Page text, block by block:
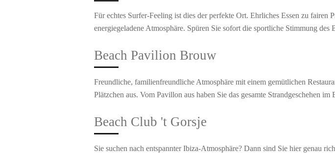
Für echtes Surfer-Feeling ist dies der perfekte Ort. Ehrliches Essen zu fairen
energiegeladene Atmosphäre. Spüren Sie sofort die sportliche Stimmung des
Beach Pavilion Brouw
Freundliche, familienfreundliche Atmosphäre mit einem gemütlichen
Plätzchen aus. Vom Pavillon aus haben Sie das gesamte Strandgeschehen im
Beach Club 't Gorsje
Sie suchen nach entspannter Ibiza-Atmosphäre? Dann sind Sie hier genau